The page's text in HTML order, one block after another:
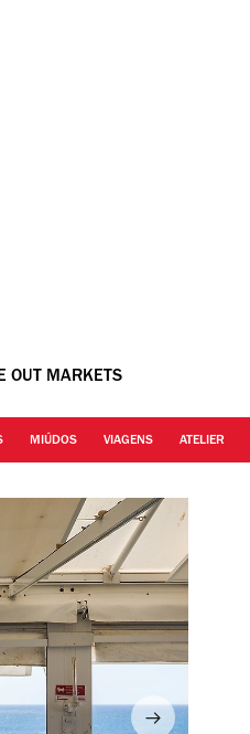
OUT MARKETS
MIÚDOS VIAGENS ATELIER